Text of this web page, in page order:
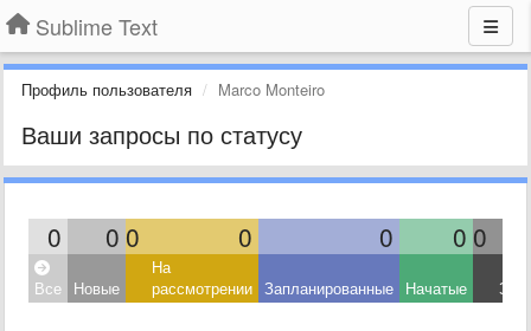
Sublime Text
Профиль пользователя Marco Monteiro
Ваши запросы по статусу
0 0 0 0 0 0 0
Все Новые
На
рассмотрении Запланированные Начатые